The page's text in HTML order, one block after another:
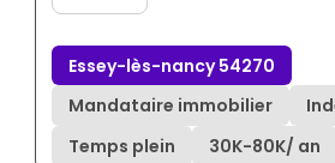
Essey-lès-nancy 54270
Mandataire immobilier
Temps plein
30K-80K/ an